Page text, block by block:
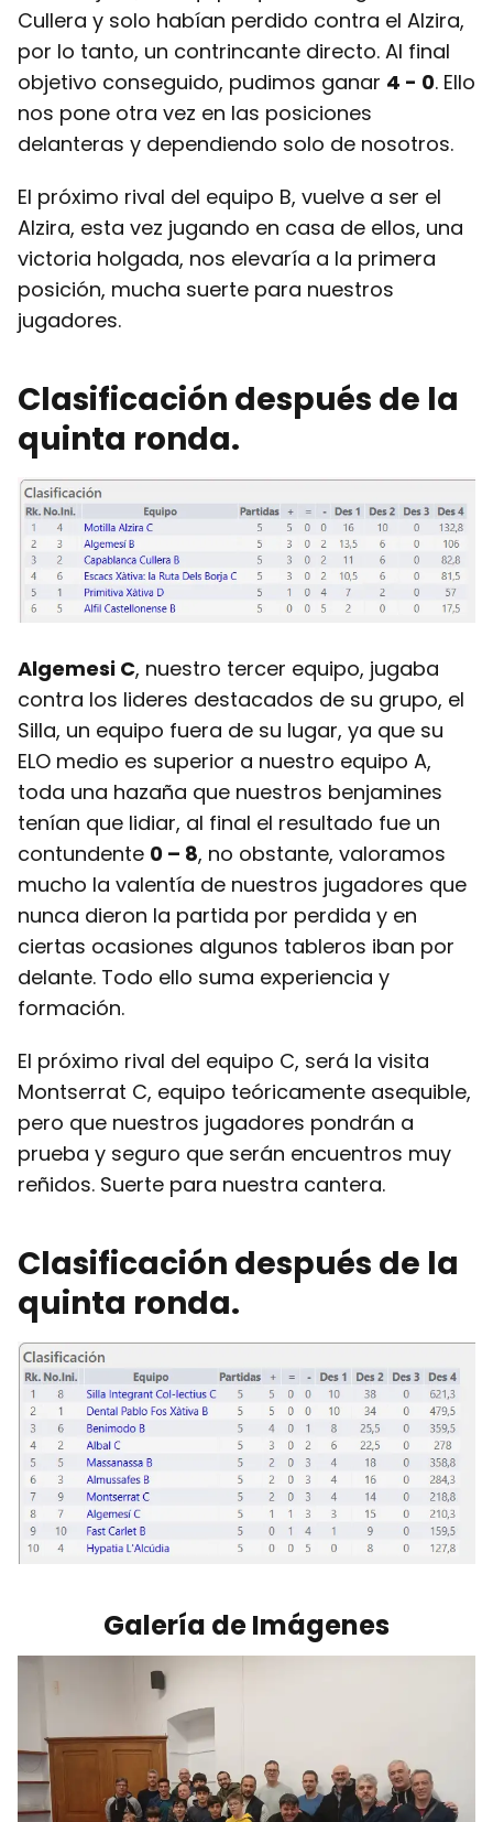
Cullera y solo habían perdido contra el Alzira,
por lo tanto, un contrincante directo. Al final
objetivo conseguido, pudimos ganar 4 - 0. Ello
nos pone otra vez en las posiciones
delanteras y dependiendo solo de nosotros.
El próximo rival del equipo B, vuelve a ser el
Alzira, esta vez jugando en casa de ellos, una
victoria holgada, nos elevaría a la primera
posición, mucha suerte para nuestros
jugadores.
Clasificación después de la
quinta ronda.
Algemesi C, nuestro tercer equipo, jugaba
contra los lideres destacados de su grupo, el
Silla, un equipo fuera de su lugar, ya que su
ELO medio es superior a nuestro equipo A,
toda una hazaña que nuestros benjamines
tenían que lidiar, al final el resultado fue un
contundente 0 – 8, no obstante, valoramos
mucho la valentía de nuestros jugadores que
nunca dieron la partida por perdida y en
ciertas ocasiones algunos tableros iban por
delante. Todo ello suma experiencia y
formación.
El próximo rival del equipo C, será la visita
Montserrat C, equipo teóricamente asequible,
pero que nuestros jugadores pondrán a
prueba y seguro que serán encuentros muy
reñidos. Suerte para nuestra cantera.
Clasificación después de la
quinta ronda.
Galería de Imágenes